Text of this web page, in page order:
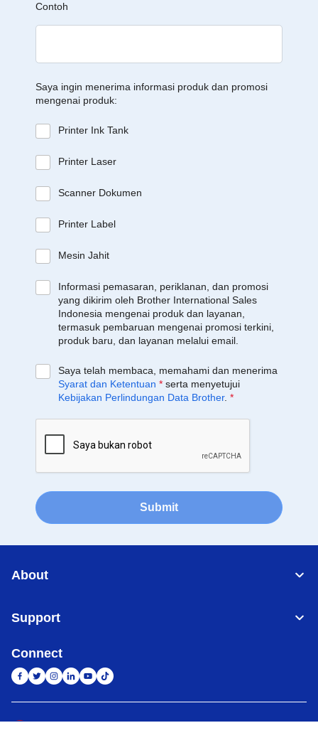
Contoh
Saya ingin menerima informasi produk dan promosi
mengenai produk:
Printer Ink Tank
Printer Laser
Scanner Dokumen
Printer Label
Mesin Jahit
Informasi pemasaran, periklanan, dan promosi
yang dikirim oleh Brother International Sales
Indonesia mengenai produk dan layanan,
termasuk pembaruan mengenai promosi terkini,
produk baru, dan layanan melalui email.
Saya telah membaca, memahami dan menerima
Syarat dan Ketentuan * serta menyetujui
Kebijakan Perlindungan Data Brother. *
Submit
About
Support
Connect